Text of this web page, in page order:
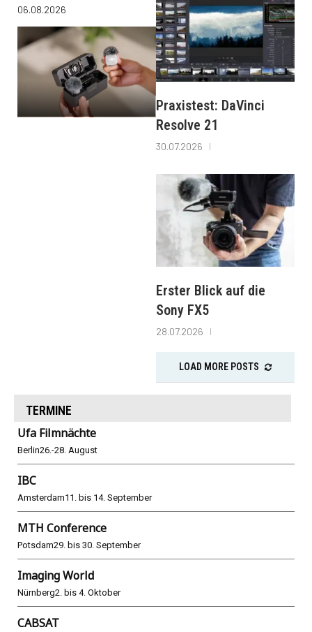
06.08.2026
Praxistest: DaVinci
Resolve 21
30.07.2026
Erster Blick auf die
Sony FX5
28.07.2026
LOAD MORE POSTS
TERMINE
Ufa Filmnächte
Berlin26.-28. August
IBC
Amsterdam11. bis 14. September
MTH Conference
Potsdam29. bis 30. September
Imaging World
Nürnberg2. bis 4. Oktober
CABSAT